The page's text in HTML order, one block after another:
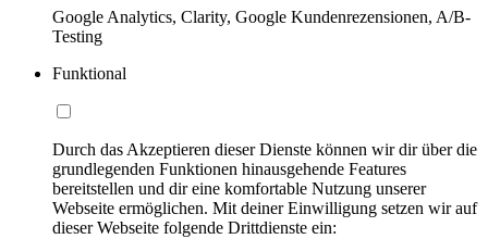
Google Analytics, Clarity, Google Kundenrezensionen, A/B-
Testing
Funktional
Durch das Akzeptieren dieser Dienste können wir dir über die
grundlegenden Funktionen hinausgehende Features
bereitstellen und dir eine komfortable Nutzung unserer
Webseite ermöglichen. Mit deiner Einwilligung setzen wir auf
dieser Webseite folgende Drittdienste ein: